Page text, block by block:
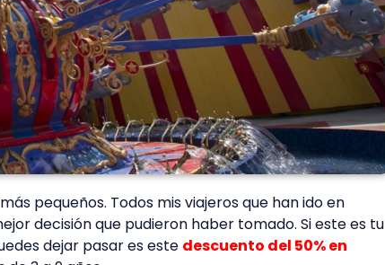
pequeños. Todos mis viajeros que han ido en
decisión que pudieron haber tomado. Si este es tu
dejar pasar es este descuento del 50% en